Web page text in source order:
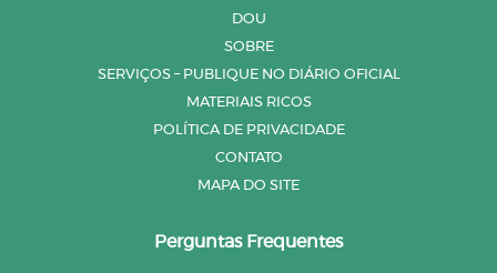
DOU
SOBRE
SERVIÇOS – PUBLIQUE NO DIÁRIO OFICIAL
MATERIAIS RICOS
POLÍTICA DE PRIVACIDADE
CONTATO
MAPA DO SITE
Perguntas Frequentes